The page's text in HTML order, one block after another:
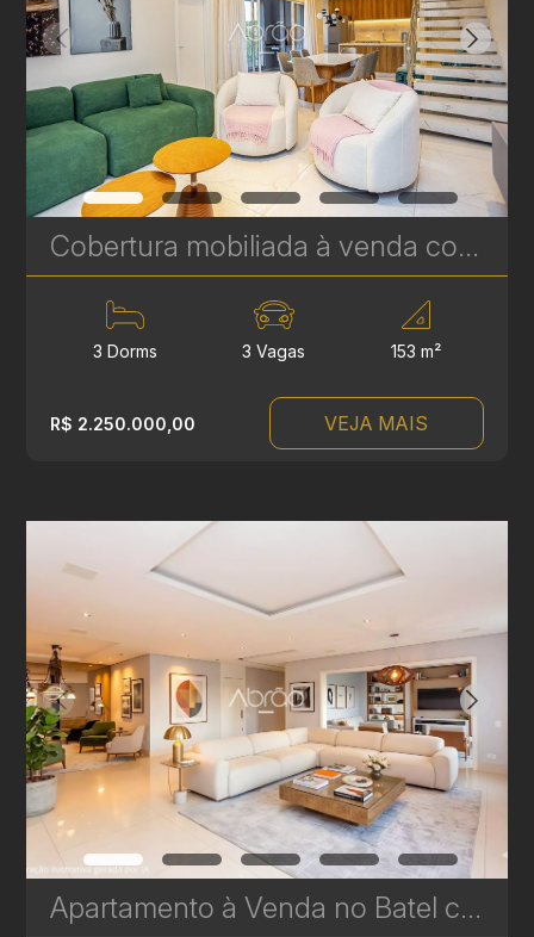
Cobertura mobiliada à venda com 3 suítes no Hugo Lange - 204 m² - Niob Graciosa | Ref. 1785
3 Dorms 3 Vagas 153 m²
R$ 2.250.000,00 VEJA MAIS
Apartamento à Venda no Batel com 2 Suítes – 256 m² | Sofisticação, Amplitude e Localização Premium | Ref 329